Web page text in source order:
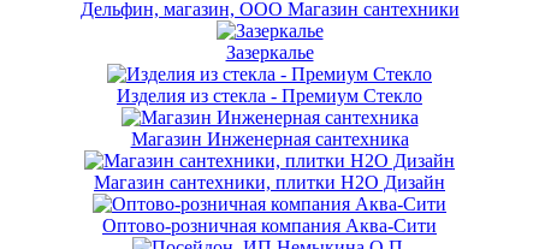
Дельфин, магазин, ООО Магазин сантехники
Зазеркалье
Изделия из стекла - Премиум Стекло
Магазин Инженерная сантехника
Магазин сантехники, плитки Н2О Дизайн
Оптово-розничная компания Аква-Сити